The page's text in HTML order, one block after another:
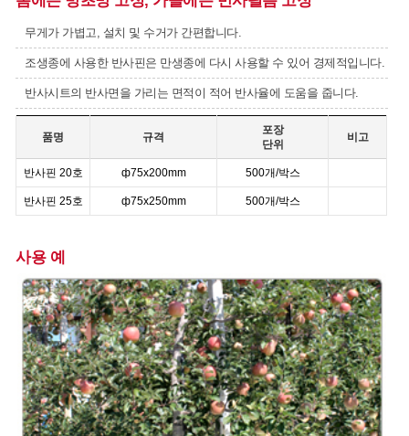
무게가 가볍고, 설치 및 수거가 간편합니다.
조생종에 사용한 반사핀은 만생종에 다시 사용할 수 있어 경제적입니다.
반사시트의 반사면을 가리는 면적이 적어 반사율에 도움을 줍니다.
품명 규격
포장
단위
비고
반사핀 20호 ф75x200mm 500개/박스
반사핀 25호 ф75x250mm 500개/박스
사용 예